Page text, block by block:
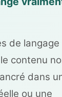
de langage
contenu
dans
ou une